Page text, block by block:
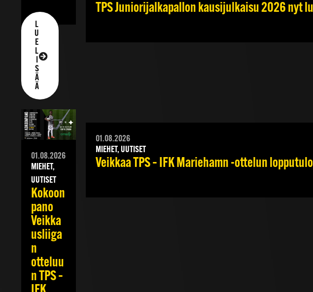
L
U
E
L
I
S
Ä
Ä
TPS Juniorijalkapallon kausijulkaisu 2026 nyt
01.08.2026
MIEHET,
UUTISET
Kokoon
pano
Veikka
usliiga
n
otteluu
n TPS –
01.08.2026
MIEHET, UUTISET
Veikkaa TPS – IFK Mariehamn -ottelun